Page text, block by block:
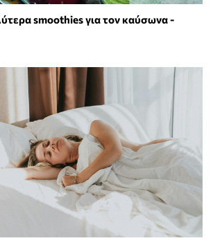
smoothies για τον καύσωνα -